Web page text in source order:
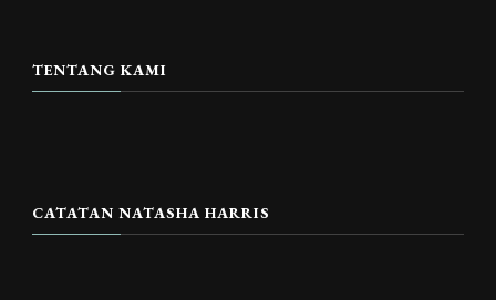
TENTANG KAMI
CATATAN NATASHA HARRIS